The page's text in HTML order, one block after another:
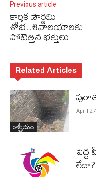
Previous article
కార్తిక పౌర్ణమి
శోభ..శివాలయాలకు
పోటెత్తిన భక్తులు
Related Articles
రాష్ట్రీయం
April
పెద్ద
లేదా?